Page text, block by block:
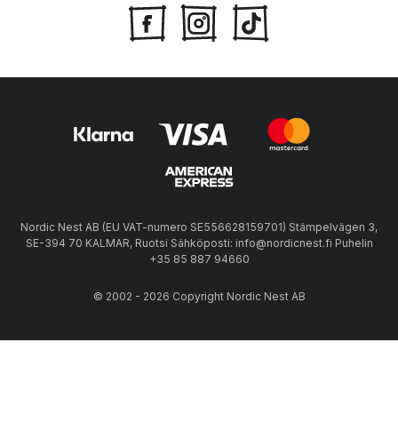
Nordic Nest AB (EU VAT-numero SE556628159701) Stämpelvägen 3,
SE-394 70 KALMAR, Ruotsi Sähköposti: info@nordicnest.fi Puhelin
+35 85 887 94660
© 2002 - 2026 Copyright Nordic Nest AB